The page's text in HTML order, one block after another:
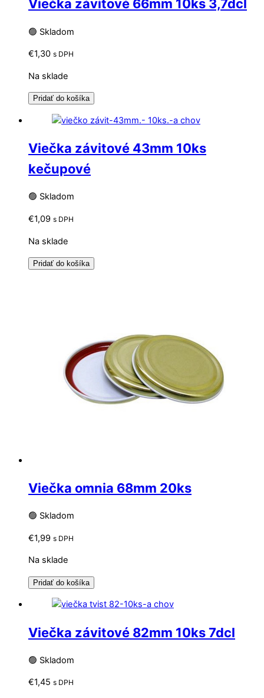
Viečka závitové 66mm 10ks 3,7dcl
🟢 Skladom
€1,30 s DPH
Na sklade
Pridať do košíka
Viečka závitové 43mm 10ks
kečupové
🟢 Skladom
€1,09 s DPH
Na sklade
Pridať do košíka
Viečka omnia 68mm 20ks
🟢 Skladom
€1,99 s DPH
Na sklade
Pridať do košíka
Viečka závitové 82mm 10ks 7dcl
🟢 Skladom
€1,45 s DPH